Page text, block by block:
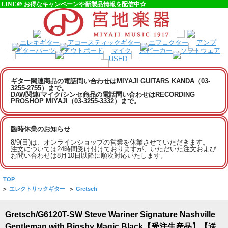
LINE＠ お得なキャンペーンや新製品情報を配信中☆
ギター関連商品の電話問い合わせはMIYAJI GUITARS KANDA（03-
3255-2755）まで。
DAW関連/マイク/シンセ商品の電話問い合わせはRECORDING
PROSHOP MIYAJI（03-3255-3332）まで。
臨時休業のお知らせ
8/9(日)は、オンラインショップの営業を休業させていただきます。
注文については24時間受け付けておりますが、いただいた注文および
お問い合わせは8月10日以降に順次対応いたします。
TOP
> エレクトリックギター > Gretsch
Gretsch/G6120T-SW Steve Wariner Signature Nashville